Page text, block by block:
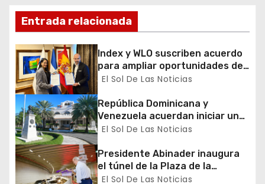
n
d
e
e
n
t
r
Entrada relacionada
Index y WLO suscriben acuerdo
para ampliar oportunidades de
formación de dominicanos en el
El Sol De Las Noticias
República Dominicana y
Venezuela acuerdan iniciar un
proceso de normalización
diplomáticas y consulares
El Sol De Las Noticias
Presidente Abinader inaugura
el túnel de la Plaza de la
Bandera que cambia la salida
El Sol De Las Noticias